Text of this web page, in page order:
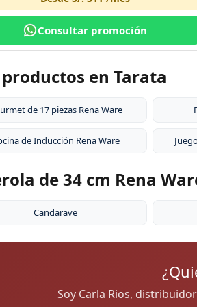
Consultar promoción
en Tarata
de 17 piezas Rena Ware
de Inducción Rena Ware
de 34 cm Rena
Candarave
Soy Carla Rios,